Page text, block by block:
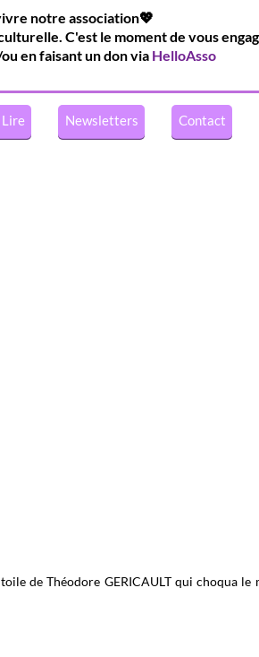
Lire Newsletters Contact
notre association💖
C'est le moment de vous
en faisant un don via HelloAsso
de Théodore GERICAULT qui choqua le